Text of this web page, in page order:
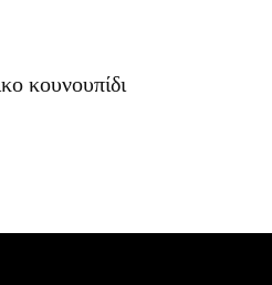
κουνουπίδι